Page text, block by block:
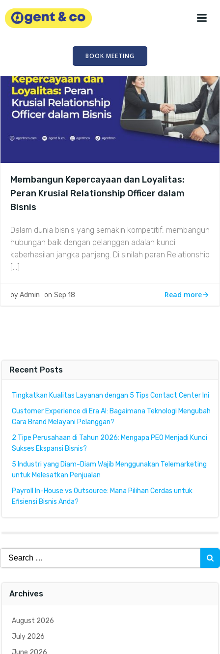
BOOK MEETING
Membangun Kepercayaan dan Loyalitas:
Peran Krusial Relationship Officer dalam
Bisnis
Dalam dunia bisnis yang semakin kompetitif, membangun
hubungan baik dengan pelanggan adalah kunci
keberhasilan jangka panjang. Di sinilah peran Relationship
[…]
by Admin on Sep 18 Read more
Recent Posts
Tingkatkan Kualitas Layanan dengan 5 Tips Contact Center Ini
Customer Experience di Era AI: Bagaimana Teknologi Mengubah
Cara Brand Melayani Pelanggan?
2 Tipe Perusahaan di Tahun 2026: Mengapa PEO Menjadi Kunci
Sukses Ekspansi Bisnis?
5 Industri yang Diam-Diam Wajib Menggunakan Telemarketing
untuk Melesatkan Penjualan
Payroll In-House vs Outsource: Mana Pilihan Cerdas untuk
Efisiensi Bisnis Anda?
Search
for:
Archives
August 2026
July 2026
June 2026